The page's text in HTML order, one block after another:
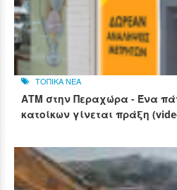
ΤΟΠΙΚΑ ΝΕΑ
ΑΤΜ στην Περαχώρα - Ένα
κατοίκων γίνεται πράξη